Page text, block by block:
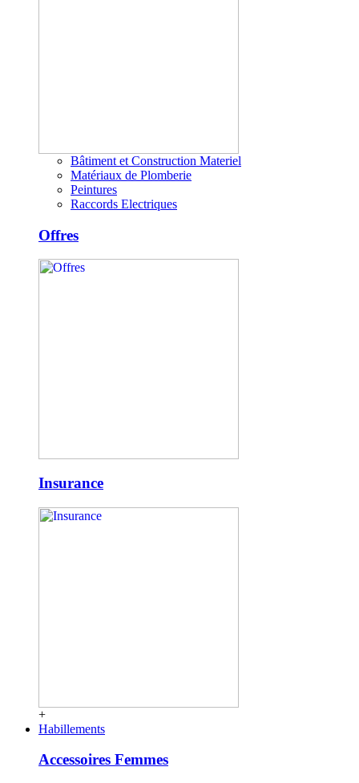
Bâtiment et Construction Materiel
Matériaux de Plomberie
Peintures
Raccords Electriques
Offres
Insurance
+
Habillements
Accessoires Femmes